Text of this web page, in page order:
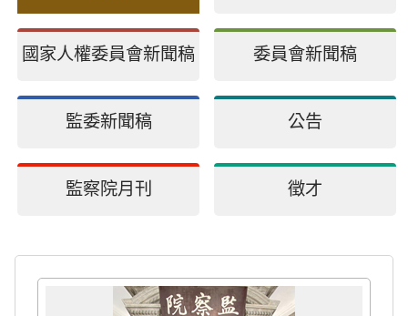
國家人權委員會新聞稿 委員會新聞稿
監委新聞稿 公告
監察院月刊 徵才